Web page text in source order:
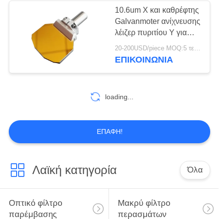
Υπέρυθρο πρίσμα
16
Επιπεδο-κυρτός
φακός
10.6um Χ και καθρέφτης
Galvanmoter ανίχνευσης
λέιζερ πυριτίου Υ για
Micromaching
ΕΠΙΚΟΙΝΩΝΊΑ
loading...
ΕΠΑΦΉ!
Λαϊκή κατηγορία Όλα
Οπτικό φίλτρο
παρέμβασης
Μακρύ φίλτρο
περασμάτων